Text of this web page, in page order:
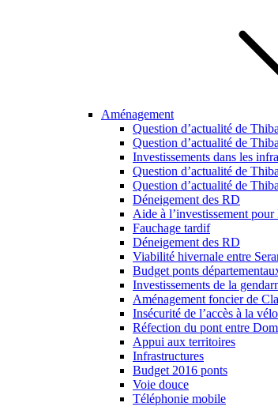
Aménagement
Question d’actualité de
Question d’actualité de
Investissements dans les
Question d’actualité de
Question d’actualité de
Déneigement des RD
Aide à l’investissement pour
Fauchage tardif
Déneigement des RD
Viabilité hivernale entre
Budget ponts
Investissements de la
Aménagement foncier de
Insécurité de l’accès à la
Réfection du pont entre
Appui aux territoires
Infrastructures
Budget 2016 ponts
Voie douce
Téléphonie mobile